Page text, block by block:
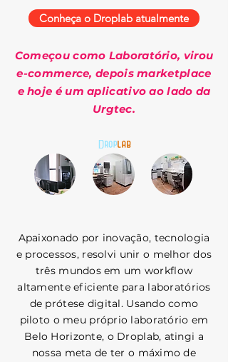
Apaixonado por inovação, tecnologia
e processos, resolvi unir o melhor dos
três mundos em um workflow
altamente eficiente para laboratórios
de prótese digital. Usando como
piloto o meu próprio laboratório em
Belo Horizonte, o Droplab, atingi a
nossa meta de ter o máximo de
Conheça o Droplab atualmente
Começou como Laboratório, virou
e-commerce, depois marketplace
e hoje é um aplicativo ao lado da
Urgtec.